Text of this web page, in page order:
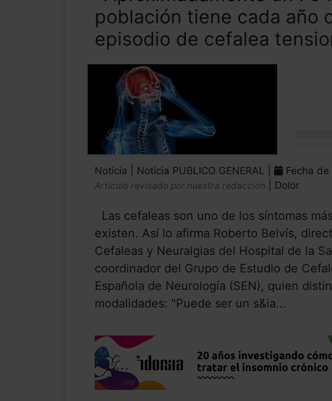
población tiene cada año
episodio de cefalea
Noticia | Noticia PUBLICO GENERAL | Fecha
Artículo revisado por nuestra redacción | Dolor
Las cefaleas son uno de los síntomas
existen. Así lo afirma Roberto Belvís,
Cefaleas y Neuralgias del Hospital de la
coordinador del Grupo de Estudio de
Española de Neurología (SEN), quien
modalidades: "Puede ser un s&ia...